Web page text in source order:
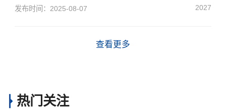
2027
发布时间：2025-08-07
查看更多
热门关注